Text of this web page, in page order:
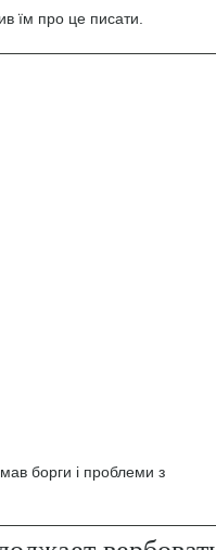
їм про це писати.
борги і проблеми з